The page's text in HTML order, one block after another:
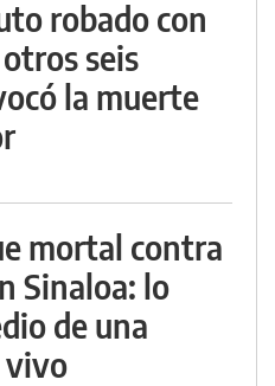
robado con
seis
la muerte
mortal contra
Sinaloa: lo
de una
vivo